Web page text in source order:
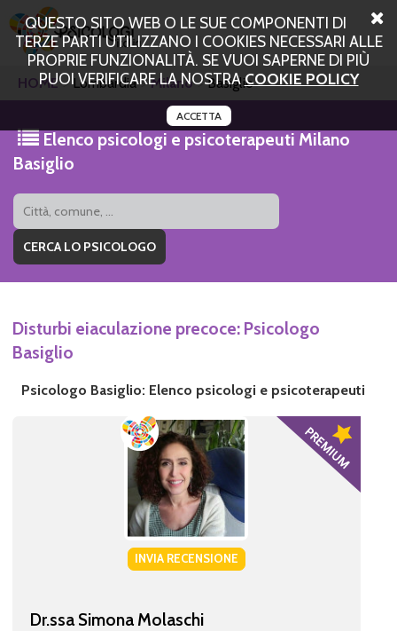
QUESTO SITO WEB O LE SUE COMPONENTI DI
TERZE PARTI UTILIZZANO I COOKIES NECESSARI ALLE
PROPRIE FUNZIONALITÀ. SE VUOI SAPERNE DI PIÙ
PUOI VERIFICARE LA NOSTRACOOKIE POLICY
ACCETTA
HOME Lombardia Milano Basiglio
Elenco psicologi e psicoterapeuti Milano
Basiglio
Disturbi eiaculazione precoce: Psicologo
Basiglio
Psicologo Basiglio: Elenco psicologi e psicoterapeuti
INVIA RECENSIONE
Dr.ssa Simona Molaschi